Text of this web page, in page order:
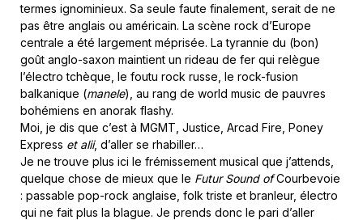
termes ignominieux. Sa seule faute finalement, serait de ne
pas être anglais ou américain. La scène rock d’Europe
centrale a été largement méprisée. La tyrannie du (bon)
goût anglo-saxon maintient un rideau de fer qui relègue
l’électro tchèque, le foutu rock russe, le rock-fusion
balkanique (manele), au rang de world music de pauvres
bohémiens en anorak flashy.
Moi, je dis que c’est à MGMT, Justice, Arcad Fire, Poney
Express et alii, d’aller se rhabiller…
Je ne trouve plus ici le frémissement musical que j’attends,
quelque chose de mieux que le Futur Sound of Courbevoie
: passable pop-rock anglaise, folk triste et branleur, électro
qui ne fait plus la blague. Je prends donc le pari d’aller